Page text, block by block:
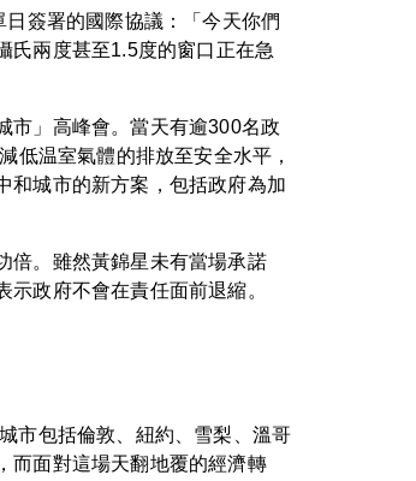
簽署的國際協議：「今天你們
氏兩度甚至1.5度的窗口正在急
市」高峰會。當天有逾300名政
低温室氣體的排放至安全水平，
和城市的新方案，包括政府為加
倍。雖然黃錦星未有當場承諾
政府不會在責任面前退縮。
市包括倫敦、紐約、雪梨、溫哥
而面對這場天翻地覆的經濟轉